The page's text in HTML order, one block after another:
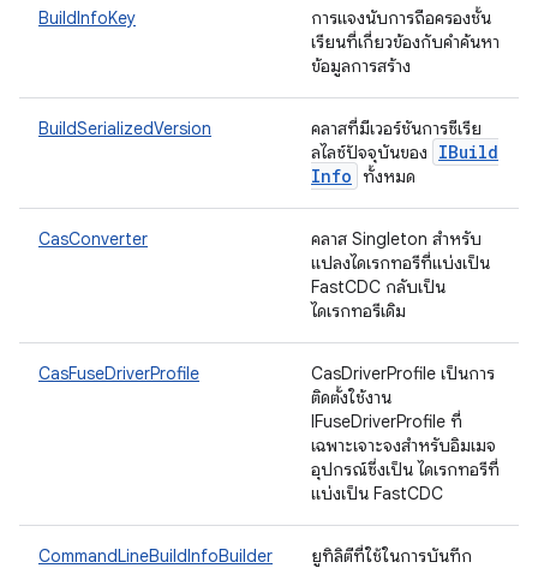
BuildInfoKey
การแจงนับการถือครองชั้น
เรียนที่เกี่ยวข้องกับคำค้นหา
ข้อมูลการสร้าง
BuildSerializedVersion
คลาสที่มีเวอร์ชันการซีเรีย
ลไลซ์ปัจจุบันของ
IBuild
Info ทั้งหมด
CasConverter
คลาส Singleton สำหรับ
แปลงไดเรกทอรีที่แบ่งเป็น
FastCDC กลับเป็น
ไดเรกทอรีเดิม
CasFuseDriverProfile
CasDriverProfile เป็นการ
ติดตั้งใช้งาน
IFuseDriverProfile ที่
เฉพาะเจาะจงสำหรับอิมเมจ
อุปกรณ์ซึ่งเป็น ไดเรกทอรีที่
แบ่งเป็น FastCDC
CommandLineBuildInfoBuilder
ยูทิลิตีที่ใช้ในการบันทึก